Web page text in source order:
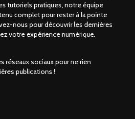
tutoriels pratiques, notre équipe
complet pour rester à la pointe
nous pour découvrir les dernières
votre expérience numérique.
réseaux sociaux pour ne rien
publications !